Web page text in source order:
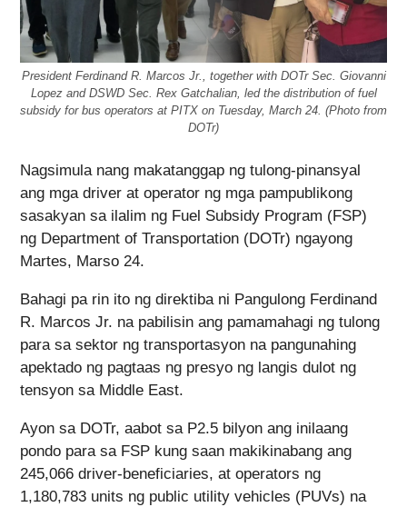
President Ferdinand R. Marcos Jr., together with DOTr Sec. Giovanni
Lopez and DSWD Sec. Rex Gatchalian, led the distribution of fuel
subsidy for bus operators at PITX on Tuesday, March 24. (Photo from
DOTr)
Nagsimula nang makatanggap ng tulong-pinansyal
ang mga driver at operator ng mga pampublikong
sasakyan sa ilalim ng Fuel Subsidy Program (FSP)
ng Department of Transportation (DOTr) ngayong
Martes, Marso 24.
Bahagi pa rin ito ng direktiba ni Pangulong Ferdinand
R. Marcos Jr. na pabilisin ang pamamahagi ng tulong
para sa sektor ng transportasyon na pangunahing
apektado ng pagtaas ng presyo ng langis dulot ng
tensyon sa Middle East.
Ayon sa DOTr, aabot sa P2.5 bilyon ang inilaang
pondo para sa FSP kung saan makikinabang ang
245,066 driver-beneficiaries, at operators ng
1,180,783 units ng public utility vehicles (PUVs) na